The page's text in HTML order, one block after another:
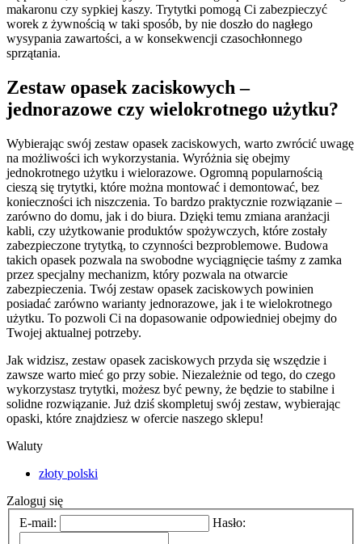
makaronu czy sypkiej kaszy. Trytytki pomogą Ci zabezpieczyć
worek z żywnością w taki sposób, by nie doszło do nagłego
wysypania zawartości, a w konsekwencji czasochłonnego
sprzątania.
Zestaw opasek zaciskowych –
jednorazowe czy wielokrotnego użytku?
Wybierając swój zestaw opasek zaciskowych, warto zwrócić uwagę
na możliwości ich wykorzystania. Wyróżnia się obejmy
jednokrotnego użytku i wielorazowe. Ogromną popularnością
cieszą się trytytki, które można montować i demontować, bez
konieczności ich niszczenia. To bardzo praktycznie rozwiązanie –
zarówno do domu, jak i do biura. Dzięki temu zmiana aranżacji
kabli, czy użytkowanie produktów spożywczych, które zostały
zabezpieczone trytytką, to czynności bezproblemowe. Budowa
takich opasek pozwala na swobodne wyciągnięcie taśmy z zamka
przez specjalny mechanizm, który pozwala na otwarcie
zabezpieczenia. Twój zestaw opasek zaciskowych powinien
posiadać zarówno warianty jednorazowe, jak i te wielokrotnego
użytku. To pozwoli Ci na dopasowanie odpowiedniej obejmy do
Twojej aktualnej potrzeby.
Jak widzisz, zestaw opasek zaciskowych przyda się wszędzie i
zawsze warto mieć go przy sobie. Niezależnie od tego, do czego
wykorzystasz trytytki, możesz być pewny, że będzie to stabilne i
solidne rozwiązanie. Już dziś skompletuj swój zestaw, wybierając
opaski, które znajdziesz w ofercie naszego sklepu!
Waluty
złoty polski
Zaloguj się
E-mail:
Hasło: